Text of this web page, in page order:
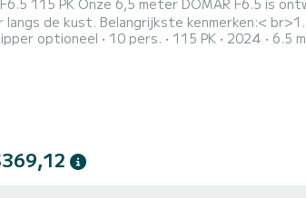
om comfort, veiligheid en plezier te bieden tijdens uw zee-
br>1. Lengte van 6,5 meter, geschikt voor een groep van maximaal 6 personen
excursie langs de kust. 2. Voor een verfrissende straal zoet water na een duik in het prachtige water van
optioneel 10 pers. 115 PK 2024 6.5 m